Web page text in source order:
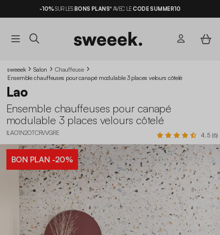
-10%SUR LES BONS PLANS*AVEC LE CODE SUMMER10
sweeek Salon
Chauffeuse
Ensemble chauffeuses pour canapé modulable 3 places velours côtelé
Lao
Ensemble chauffeuses pour canapé
modulable 3 places velours côtelé
ILAO1N2OTCRVVGRE 4.5 (6)
BON PLAN -20%